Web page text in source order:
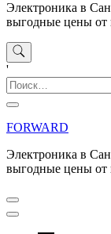
Электроника в
выгодные цены от
'
Найти:
FORWARD
Электроника в
выгодные цены от